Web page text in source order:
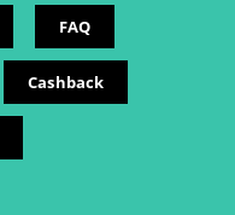
FAQ
Cashback